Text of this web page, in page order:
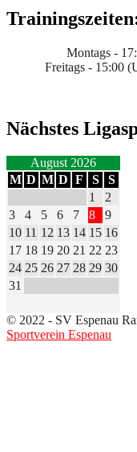
Montags -
Freitags - 15:00
Nächstes
August 2026
M D M D F S
S
1
2
3
4 5 6 7 8
9
10 11 12 13 14 15 16
17 18 19 20 21 22 23
24 25 26 27 28 29 30
31
© 2022 - SV Espenau
Sportverein Espenau